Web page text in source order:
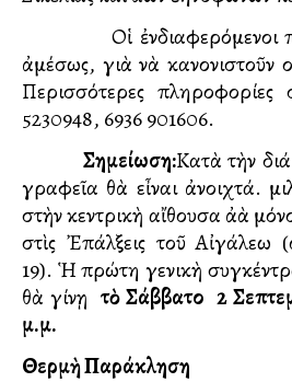
Οἱ ἐνδιαφερόμενοι
ἀμέσως, γιὰ νὰ κανονιστοῦν
Περισσότερες
5230948, 6936 901606.
Σημείωση:Κατὰ τὴν
γραφεῖα θὰ εἶναι ἀνοιχτά.
στὴν κεντρικὴ αἴθουσα ἀλλὰ
στὶς Ἐπάλξεις τοῦ Αἰγάλεω
19). Ἡ πρώτη γενικὴ
θὰ γίνῃτὸ Σάββατο 2
μ.μ.
Θερμὴ Παράκληση